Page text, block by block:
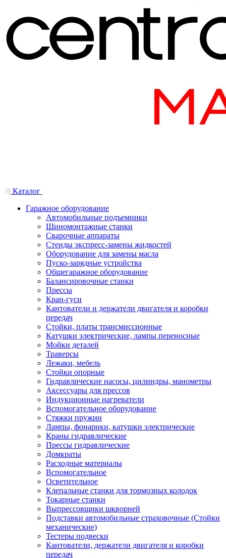
Каталог
Гаражное оборудование
Автомобильные подъемники
Шиномонтажные станки
Сварочные аппараты
Стенды экспресс-замены жидкостей
Оборудование для замены масла
Пуско-зарядные устройства
Общегаражное оборудование
Балансировочные станки
Прессы
Кран-гуси
Кантователи и держатели двигателя и коробки
передач
Стойки, платы трансмиссионные
Катушки электрические, лампы переносные
Мойки деталей
Траверсы
Лежаки, мебель
Стойки опорные
Гидравлические насосы, цилиндры, манометры
Аксессуары для прессов
Индукционные нагреватели
Вспомогательное оборудование
Стяжки пружин
Лампы, фонарики, катушки электрические
Краны гидравлические
Прессы гидравлические
Домкраты
Расходные материалы
Вспомогательное
Осветительное
Клепальные станки для тормозных колодок
Токарные станки
Выпрессовщики шкворней
Подставки автомобильные страховочные (Стойки
механические)
Тестеры подвески
Кантователи, держатели двигателя и коробки
передач